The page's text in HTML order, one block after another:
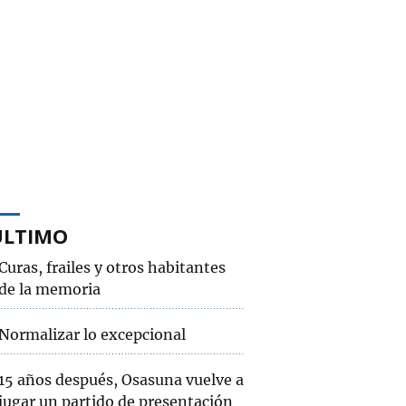
frailes y otros habitantes
la memoria
lo excepcional
años después, Osasuna vuelve a
un partido de presentación